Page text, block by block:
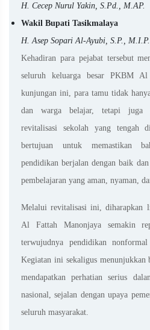
H. Cecep Nurul Yakin, S.Pd., M.AP.
Wakil Bupati Tasikmalaya
H. Asep Sopari Al-Ayubi, S.P., M.I.P.
Kehadiran para pejabat tersebut
seluruh keluarga besar PKBM
kunjungan ini, para tamu tidak
dan warga belajar, tetapi juga
revitalisasi sekolah yang tengah
bertujuan untuk memastikan
pendidikan berjalan dengan baik
pembelajaran yang aman, nyaman,
Melalui revitalisasi ini, diharapkan
Al Fattah Manonjaya semakin
terwujudnya pendidikan
Kegiatan ini sekaligus menunjukkan
mendapatkan perhatian serius
nasional, sejalan dengan upaya
seluruh masyarakat.